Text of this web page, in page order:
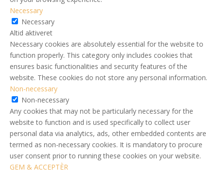
Necessary
Necessary
Altid aktiveret
Necessary cookies are absolutely essential for the website to
function properly. This category only includes cookies that
ensures basic functionalities and security features of the
website. These cookies do not store any personal information.
Non-necessary
Non-necessary
Any cookies that may not be particularly necessary for the
website to function and is used specifically to collect user
personal data via analytics, ads, other embedded contents are
termed as non-necessary cookies. It is mandatory to procure
user consent prior to running these cookies on your website.
GEM & ACCEPTÈR